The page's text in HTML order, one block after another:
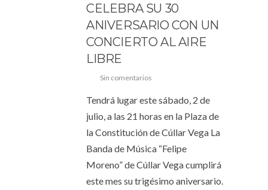
CELEBRA SU 30
ANIVERSARIO CON UN
CONCIERTO AL AIRE
LIBRE
Sin comentarios
Tendrá lugar este sábado, 2 de
julio, a las 21 horas en la Plaza de
la Constitución de Cúllar Vega La
Banda de Música “Felipe
Moreno” de Cúllar Vega cumplirá
este mes su trigésimo aniversario.